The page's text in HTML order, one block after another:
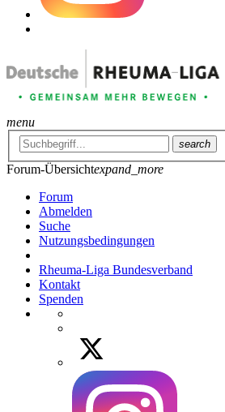
menu
search
Forum-Übersichtexpand_more
Forum
Abmelden
Suche
Nutzungsbedingungen
Rheuma-Liga Bundesverband
Kontakt
Spenden